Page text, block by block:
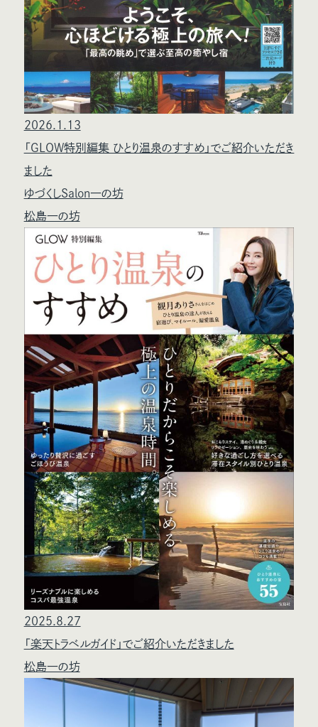
2026.1.13
「GLOW特別編集 ひとり温泉のすすめ」でご紹介いただき
ました
ゆづくしSalon一の坊
松島一の坊
2025.8.27
「楽天トラベルガイド」でご紹介いただきました
松島一の坊